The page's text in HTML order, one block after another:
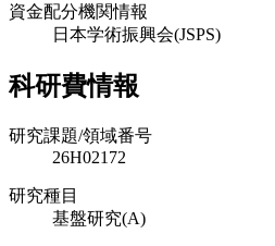
資金配分機関情報
日本学術振興会(JSPS)
科研費情報
研究課題/領域番号
26H02172
研究種目
基盤研究(A)